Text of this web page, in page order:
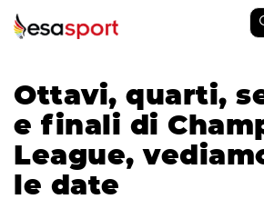
Ottavi, quarti,
e finali di
League,
le date